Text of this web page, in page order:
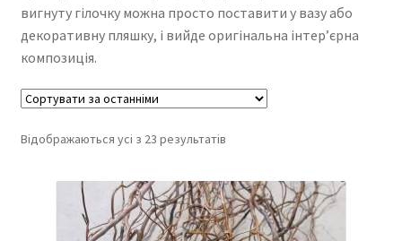
вигнуту гілочку можна просто поставити у вазу або
декоративну пляшку, і вийде оригінальна інтер’єрна
композиція.
Відображаються усі з 23 результатів